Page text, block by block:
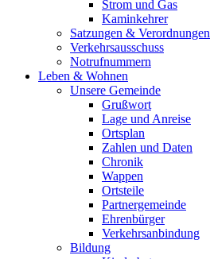
Strom und Gas
Kaminkehrer
Satzungen & Verordnungen
Verkehrsausschuss
Notrufnummern
Leben & Wohnen
Unsere Gemeinde
Grußwort
Lage und Anreise
Ortsplan
Zahlen und Daten
Chronik
Wappen
Ortsteile
Partnergemeinde
Ehrenbürger
Verkehrsanbindung
Bildung